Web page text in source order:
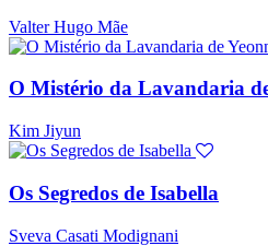
Valter Hugo Mãe
O Mistério da Lavandaria
Kim Jiyun
Os Segredos de Isabella
Sveva Casati Modignani